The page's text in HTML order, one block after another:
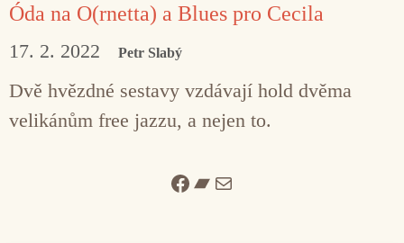
Óda na O(rnetta) a Blues pro Cecila
17. 2. 2022 Petr Slabý
Dvě hvězdné sestavy vzdávají hold dvěma
velikánům free jazzu, a nejen to.
Facebook
Bandcamp
Mail